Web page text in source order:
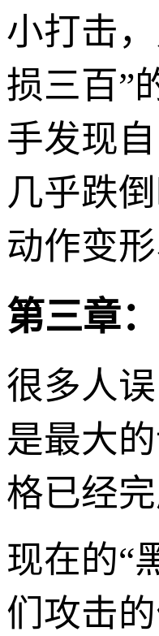
小打击
损三百”
手发现
几乎跌
动作变
第三章
很多人
是最大
格已经
现在的“
们攻击